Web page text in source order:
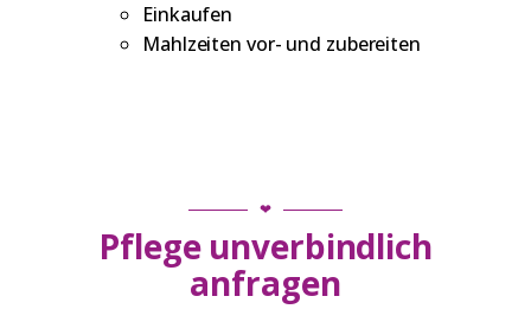
Einkaufen
Mahlzeiten vor- und zubereiten
❤
Pflege unverbindlich
anfragen